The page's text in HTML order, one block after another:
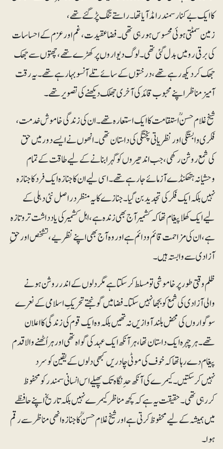
کا ایک بے کنار سمندر امڈ آیا تھا۔ راستے تنگ پڑ گئے تھے،
زمین سمٹتی ہوئی محسوس ہورہی تھی۔ فضا عقیدت، غم اور عزم کے احساسات
کی برقی رو میں بدل گئی تھی۔ لوگ دیواروں پر کھڑے تھے، چھتوں سے جھک
جھک کر دیکھ رہے تھے، درختوں کے سائے تلے آنسو بہارہے تھے۔ یہ رقت
آمیز مناظر اپنے محبوب قائد کی آخری جھلک دیکھنے کی تصویر تھے۔
شیخ غلام حسنؒ استقامت کا ایک استعارہ تھے۔ ان کی زندگی خاموش خدمت،
فکری وابستگی اور نظریاتی پختگی کی داستان تھی۔ انھوں نے ایسے دور میں حق
کی شمع روشن رکھی، جب اندھیروں کو گہرا بنانے کے لیے طاقت کے تمام
وحشیانہ ہتھکنڈے آزمائے جارہے تھے۔ اسی لیے ان کا جنازہ ایک فرد کا جنازہ
نہیں بلکہ ایک فکر کی تجدید بن گیا۔ جنازے کا یہ منظر دراصل نئی دہلی کے
لیے ایک کھلا پیغام تھا کہ کشمیر آج بھی زندہ ہے، اہل کشمیر کی یادداشت تر و تازہ
ہے، ان کی مزاحمت قائم و دائم ہے اور وہ آج بھی اپنے نظریے، تشخص اور حقِ
آزادی سے وابستہ ہیں۔
ظلم وقتی طور پر خاموشی تو مسلط کرسکتا ہے مگر دلوں کے اندر روشن ہونے
والی آزادی کی شمع کو بجھا نہیں سکتا۔ فضا میں گونجتے تحریکِ اسلامی کے نعرے
سوگواروں کی محض بلند آوازیں نہ تھیں بلکہ وہ ایک قوم کی زندگی کا اعلان
تھے۔ ہر چہرہ ایک داستان تھا، ہر آنکھ ایک عہد کی گواہ تھی اور ہراُٹھنے والا قدم
پیغام دے رہا تھا کہ خوف کی موٹی چادریں کبھی دلوں کے یقین کو سرد
نہیں کرسکتیں۔ کیمرے کی آنکھ حدِ نگاہ تک پھیلے اس انسانی سمندر کو محفوظ
کررہی تھی۔ حقیقت یہ ہے کہ کچھ مناظر کیمرے نہیں بلکہ تاریخ اپنے حافظے
میں ہمیشہ کے لیے محفوظ کرتی ہے اور شیخ غلام حسنؒ کا جنازہ انھی مناظر سے رقم
ہوا۔